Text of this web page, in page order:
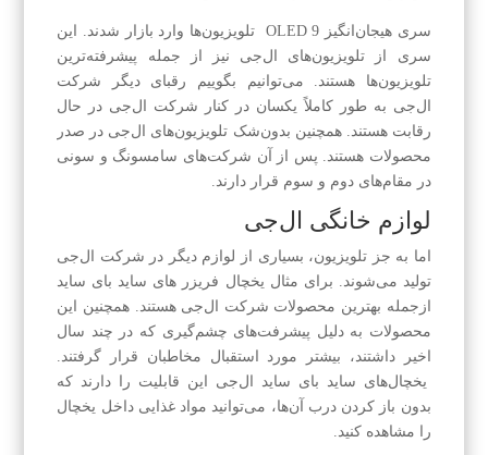
سری هیجان‌انگیز OLED 9 تلویزیون‌ها وارد بازار شدند. این
سری از تلویزیون‌های ال‌جی نیز از جمله پیشرفته‌ترین
تلویزیون‌ها هستند. می‌توانیم بگوییم رقبای دیگر شرکت
ال‌جی به طور کاملاً یکسان در کنار شرکت ال‌جی در حال
رقابت هستند. همچنین بدون‌شک تلویزیون‌های ال‌جی در صدر
محصولات هستند. پس از آن شرکت‌های سامسونگ و سونی
در مقام‌های دوم و سوم قرار دارند.
لوازم خانگی ال‌جی
اما به جز تلویزیون، بسیاری از لوازم دیگر در شرکت ال‌جی
تولید می‌شوند. برای مثال یخچال فریزر های ساید بای ساید
ازجمله بهترین محصولات شرکت ال‌جی هستند. همچنین این
محصولات به دلیل پیشرفت‌های چشم‌گیری که در چند سال
اخیر داشتند، بیشتر مورد استقبال مخاطبان قرار گرفتند.
یخچال‌های ساید بای ساید ال‌جی این قابلیت را دارند که
بدون باز کردن درب آن‌ها، می‌توانید مواد غذایی داخل یخچال
را مشاهده کنید.